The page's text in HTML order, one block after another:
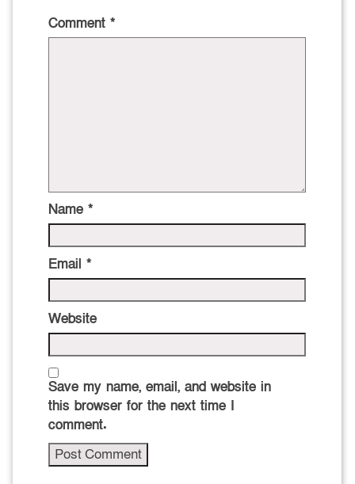
Comment *
Name *
Email *
Website
Save my name, email, and website in
this browser for the next time I
comment.